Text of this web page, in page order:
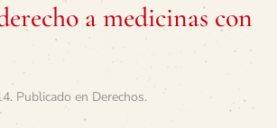
a medicinas con
. Publicado en Derechos.